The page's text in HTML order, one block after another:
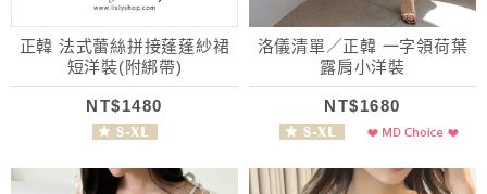
正韓 法式蕾絲拼接蓬蓬紗裙
短洋裝(附綁帶)
NT$1480
洛儀清單／正韓 一字領荷葉
露肩小洋裝
NT$1680